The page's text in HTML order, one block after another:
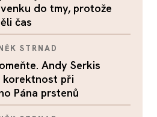
do tmy, protože
čas
STRNAD
Andy Serkis
korektnost při
Pána prstenů